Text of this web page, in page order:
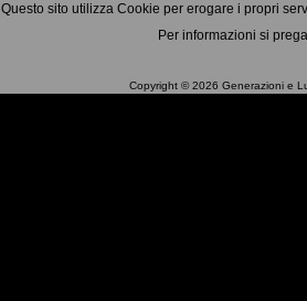
Questo sito utilizza Cookie per erogare i propri
Per informazioni si
Copyright © 2026 Generazioni e